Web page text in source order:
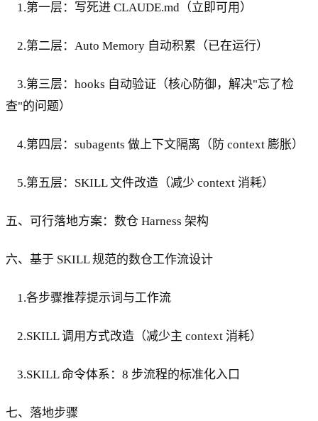
1.第一层：写死进 CLAUDE.md（立即可用）
2.第二层：Auto Memory 自动积累（已在运行）
3.第三层：hooks 自动验证（核心防御，解决"忘了检
查"的问题）
4.第四层：subagents 做上下文隔离（防 context 膨胀）
5.第五层：SKILL 文件改造（减少 context 消耗）
五、可行落地方案：数仓 Harness 架构
六、基于 SKILL 规范的数仓工作流设计
1.各步骤推荐提示词与工作流
2.SKILL 调用方式改造（减少主 context 消耗）
3.SKILL 命令体系：8 步流程的标准化入口
七、落地步骤